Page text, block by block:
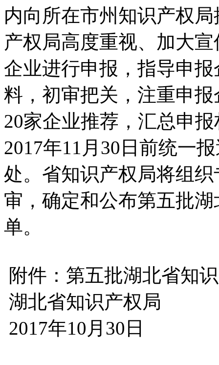
内向所在市州知识产权
产权局高度重视、加大
企业进行申报，指导申
料，初审把关，注重申
20家企业推荐，汇总申
2017年11月30日前统一
处。省知识产权局将组
审，确定和公布第五批
单。
附件：第五批湖北省知
湖北省知识产权局
2017年10月30日